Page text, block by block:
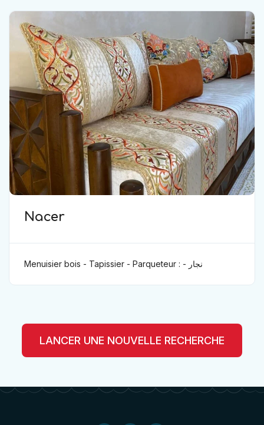
Nacer
Menuisier bois - Tapissier - Parqueteur : نجار -
LANCER UNE NOUVELLE RECHERCHE